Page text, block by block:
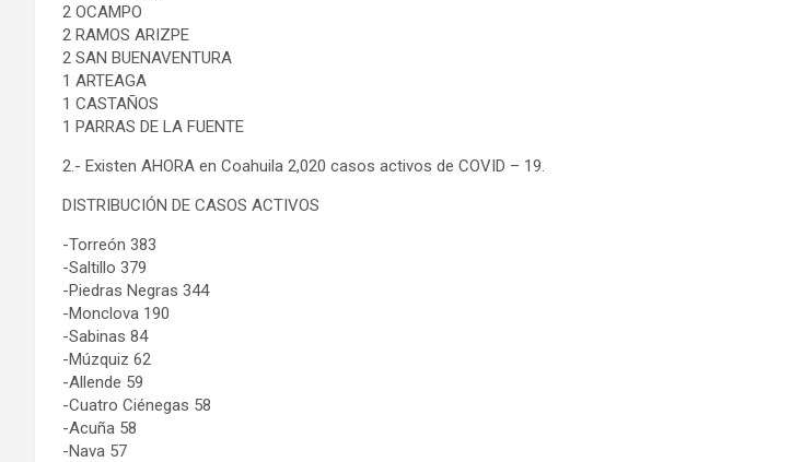
2 OCAMPO
2 RAMOS ARIZPE
2 SAN BUENAVENTURA
1 ARTEAGA
1 CASTAÑOS
1 PARRAS DE LA FUENTE
2.- Existen AHORA en Coahuila 2,020 casos activos de COVID – 19.
DISTRIBUCIÓN DE CASOS ACTIVOS
-Torreón 383
-Saltillo 379
-Piedras Negras 344
-Monclova 190
-Sabinas 84
-Múzquiz 62
-Allende 59
-Cuatro Ciénegas 58
-Acuña 58
-Nava 57